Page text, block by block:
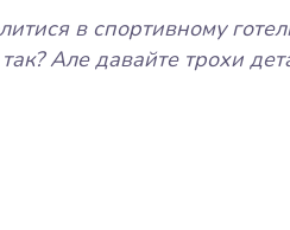
в спортивному
Але давайте трохи